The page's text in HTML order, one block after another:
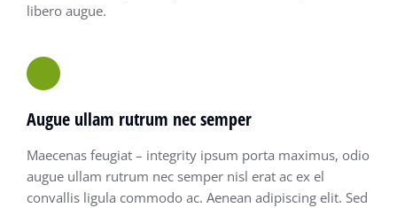
libero augue.
Augue ullam rutrum nec semper
Maecenas feugiat – integrity ipsum porta maximus, odio
augue ullam rutrum nec semper nisl erat ac ex el
convallis ligula commodo ac. Aenean adipiscing elit. Sed